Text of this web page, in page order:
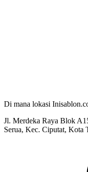
Di mana lokasi
Jl. Merdeka Raya Blok
Serua, Kec. Ciputat, Kota